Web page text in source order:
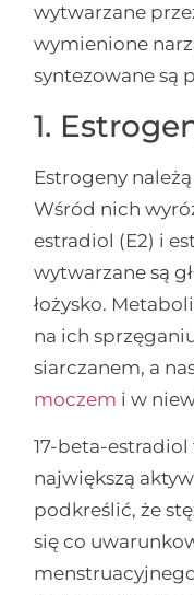
wytwarzane
wymienione
syntezowane są
1.
Estrogeny
Wśród nich
estradiol (E2) i
wytwarzane są
łożysko.
na ich
siarczanem, a
moczem i w
17-beta-
największą
podkreślić, że
się co